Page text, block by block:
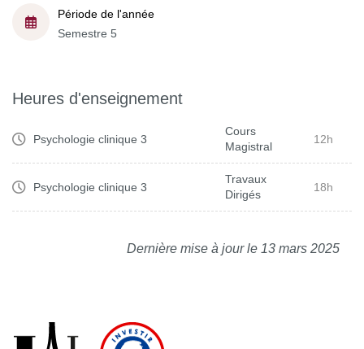
Période de l'année
Semestre 5
Heures d'enseignement
Psychologie clinique 3
Cours
Magistral
12h
Psychologie clinique 3
Travaux
Dirigés
18h
Dernière mise à jour le 13 mars 2025